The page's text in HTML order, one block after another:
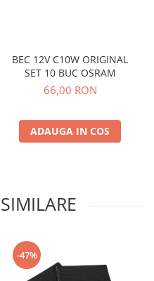
BEC 12V C10W ORIGINAL
SET 10 BUC OSRAM
66,00 RON
ADAUGA IN COS
-47%